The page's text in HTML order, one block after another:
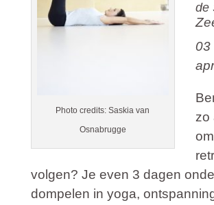
Photo credits: Saskia van
Osnabrugge
de
03
zo
volgen? Je even 3 dagen
dompelen in yoga,